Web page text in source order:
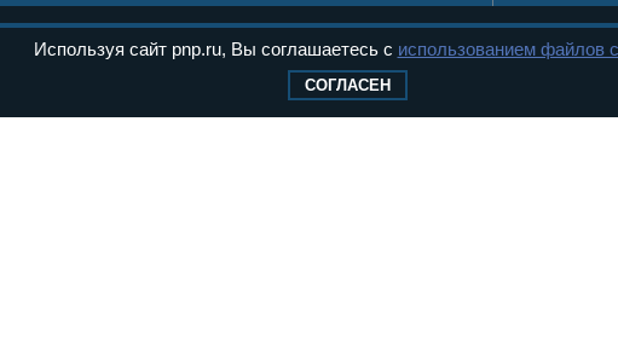
Используя сайт pnp.ru, Вы соглашаетесь с использованием файлов
СОГЛАСЕН